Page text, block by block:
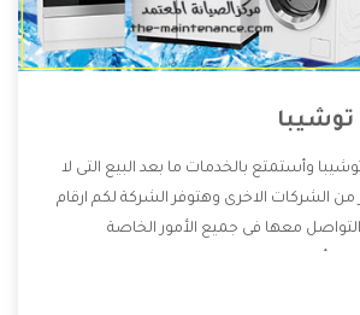
توشيبا
وأستمتع بالخدمات ما بعد البيع التى لا
من الشركات الاخرى وهتوفر الشركة لكم ارقام
معها فى جميع الأمور الخاصة
التى تتقدم لكم .